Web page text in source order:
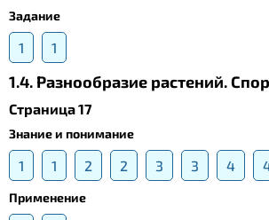
Задание
1 1
1.4. Разнообразие растений.
Страница 17
Знание и понимание
1 1 2 2 3 3 4
Применение